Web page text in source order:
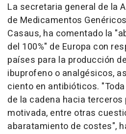
La secretaria general de la
de Medicamentos Genéricos
Casaus, ha comentado la
del 100%" de Europa con
países para la producción
ibuprofeno o analgésicos,
ciento en antibióticos.
de la cadena hacia
motivada, entre otras
abaratamiento de costes",